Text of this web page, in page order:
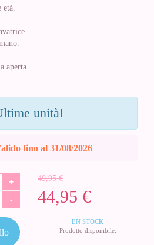
età.
aperta.
unità!
fino al 31/08/2026
49,95 €
44,95 €
+
-
EN STOCK
Prodotto disponibile.